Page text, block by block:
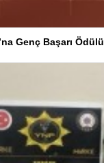
Genç Başarı Ödülü